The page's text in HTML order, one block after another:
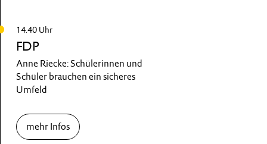
14.40 Uhr
FDP
Anne Riecke: Schülerinnen und
Schüler brauchen ein sicheres
Umfeld
mehr Infos